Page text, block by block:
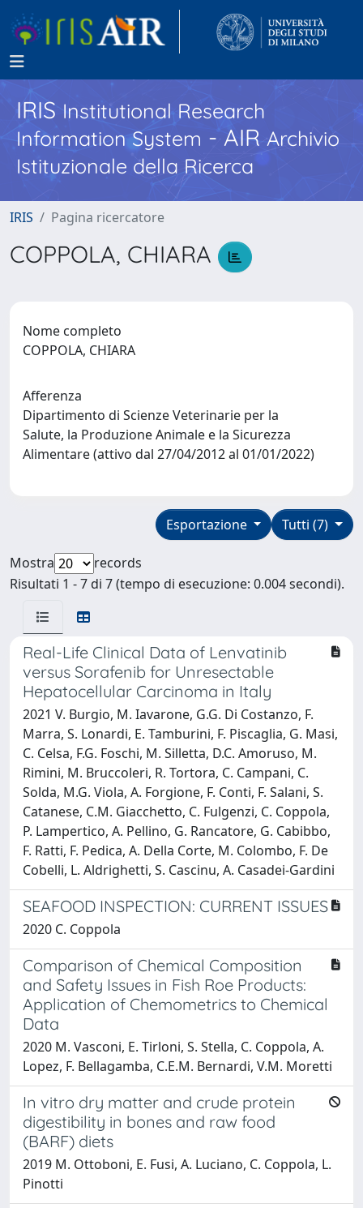
IRISInstitutional Research
Information System - AIR Archivio
Istituzionale della Ricerca
IRIS Pagina ricercatore
COPPOLA, CHIARA
Nome completo
COPPOLA, CHIARA
Afferenza
Dipartimento di Scienze Veterinarie per la
Salute, la Produzione Animale e la Sicurezza
Alimentare (attivo dal 27/04/2012 al 01/01/2022)
Tutti (7)
Esportazione
Mostra
records
Risultati 1 - 7 di 7 (tempo di esecuzione: 0.004 secondi).
Real-Life Clinical Data of Lenvatinib
versus Sorafenib for Unresectable
Hepatocellular Carcinoma in Italy
2021 V. Burgio, M. Iavarone, G.G. Di Costanzo, F.
Marra, S. Lonardi, E. Tamburini, F. Piscaglia, G. Masi,
C. Celsa, F.G. Foschi, M. Silletta, D.C. Amoruso, M.
Rimini, M. Bruccoleri, R. Tortora, C. Campani, C.
Solda, M.G. Viola, A. Forgione, F. Conti, F. Salani, S.
Catanese, C.M. Giacchetto, C. Fulgenzi, C. Coppola,
P. Lampertico, A. Pellino, G. Rancatore, G. Cabibbo,
F. Ratti, F. Pedica, A. Della Corte, M. Colombo, F. De
Cobelli, L. Aldrighetti, S. Cascinu, A. Casadei-Gardini
SEAFOOD INSPECTION: CURRENT ISSUES
2020 C. Coppola
Comparison of Chemical Composition
and Safety Issues in Fish Roe Products:
Application of Chemometrics to Chemical
Data
2020 M. Vasconi, E. Tirloni, S. Stella, C. Coppola, A.
Lopez, F. Bellagamba, C.E.M. Bernardi, V.M. Moretti
In vitro dry matter and crude protein
digestibility in bones and raw food
(BARF) diets
2019 M. Ottoboni, E. Fusi, A. Luciano, C. Coppola, L.
Pinotti